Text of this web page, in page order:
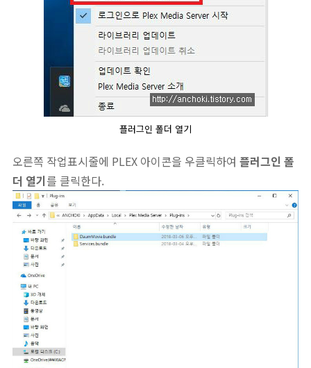
플러그인 폴더 열기
오른쪽 작업표시줄에 PLEX 아이콘을 우클릭하여 플러그인 폴
더 열기를 클릭한다.